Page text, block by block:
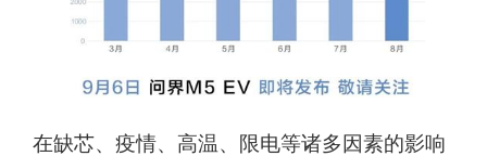
在缺芯、疫情、高温、限电等诸多因素的影响